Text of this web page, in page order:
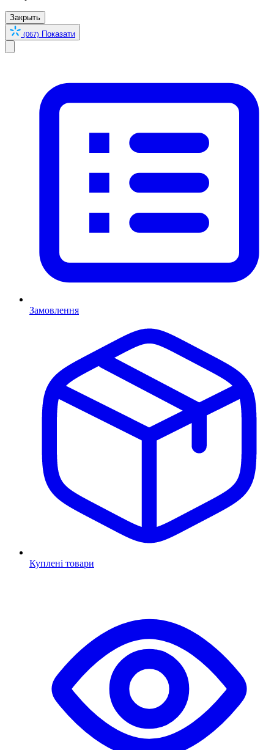
Закрыть
(067) Показати
Замовлення
Куплені товари